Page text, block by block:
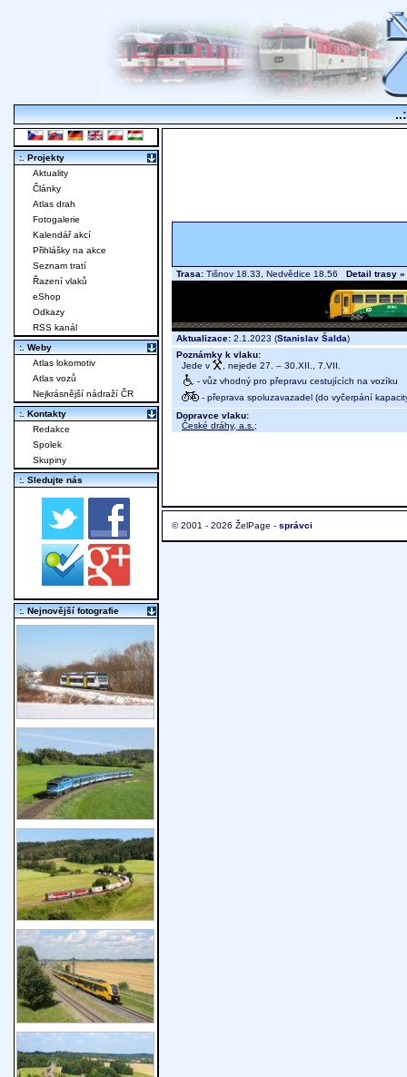
Trasa: Tišnov 18.33, Nedvědice 18.56 Detail trasy »
Aktualizace: 2.1.2023 (Stanislav Šalda)
Poznámky k vlaku:
Jede v
, nejede 27. – 30.XII., 7.VII.
- vůz vhodný pro přepravu cestujících na vozíku
- přeprava spoluzavazadel (do vyčerpání
Dopravce vlaku:
České dráhy, a.s. ;
© 2001 - 2026 ŽelPage - správci
:. Projekty
Aktuality
Články
Atlas drah
Fotogalerie
Kalendář akcí
Přihlášky na akce
Seznam tratí
Řazení vlaků
eShop
Odkazy
RSS kanál
:. Weby
Atlas lokomotiv
Atlas vozů
Nejkrásnější nádraží ČR
:. Kontakty
Redakce
Spolek
Skupiny
:. Sledujte nás
:. Nejnovější fotografie